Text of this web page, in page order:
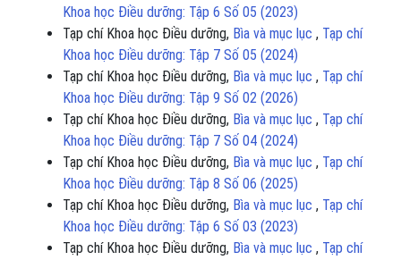
Khoa học Điều dưỡng: Tập 6 Số 05 (2023)
Tạp chí Khoa học Điều dưỡng, Bìa và mục lục , Tạp chí
Khoa học Điều dưỡng: Tập 7 Số 05 (2024)
Tạp chí Khoa học Điều dưỡng, Bìa và mục lục , Tạp chí
Khoa học Điều dưỡng: Tập 9 Số 02 (2026)
Tạp chí Khoa học Điều dưỡng, Bìa và mục lục , Tạp chí
Khoa học Điều dưỡng: Tập 7 Số 04 (2024)
Tạp chí Khoa học Điều dưỡng, Bìa và mục lục , Tạp chí
Khoa học Điều dưỡng: Tập 8 Số 06 (2025)
Tạp chí Khoa học Điều dưỡng, Bìa và mục lục , Tạp chí
Khoa học Điều dưỡng: Tập 6 Số 03 (2023)
Tạp chí Khoa học Điều dưỡng, Bìa và mục lục , Tạp chí